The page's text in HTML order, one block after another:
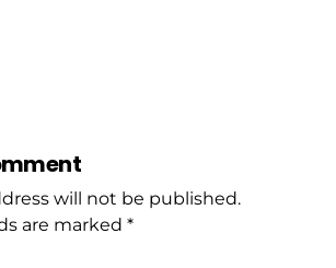
will not be published.
are marked *